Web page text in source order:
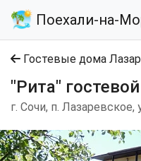
Поехали-на-
Гостевые дома
"Рита"
г. Сочи, п. Лазаревское,